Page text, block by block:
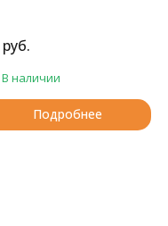
руб.
В наличии
Подробнее